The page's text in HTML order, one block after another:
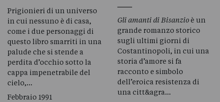
Prigionieri di un universo
in cui nessuno è di casa,
come i due personaggi di
questo libro smarriti in una
palude che si stende a
perdita d’occhio sotto la
cappa impenetrabile del
cielo,…
Febbraio 1991
Gli amanti di Bisanzioè un
grande romanzo storico
sugli ultimi giorni di
Costantinopoli, in cui una
storia d’amore si fa
racconto e simbolo
dell’eroica resistenza di
una citt&agra…